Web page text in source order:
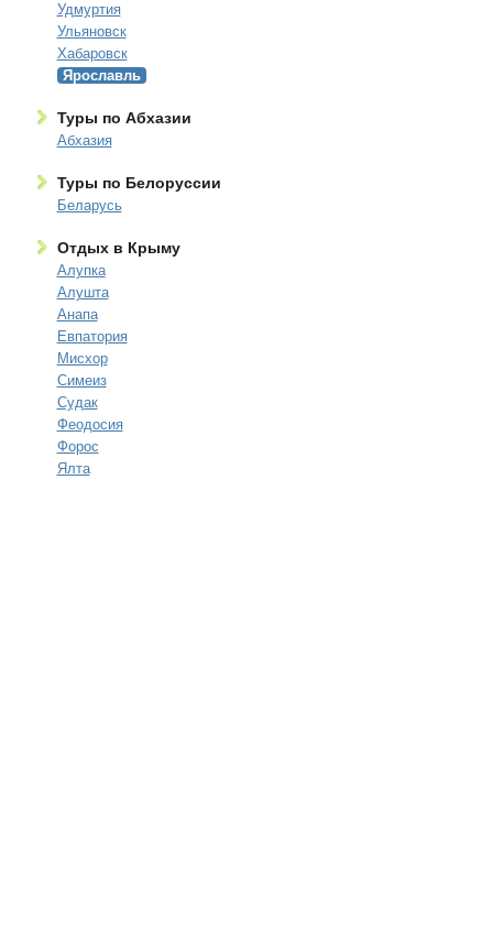
Удмуртия
Ульяновск
Хабаровск
Ярославль
Туры по Абхазии
Абхазия
Туры по Белоруссии
Беларусь
Отдых в Крыму
Алупка
Алушта
Анапа
Евпатория
Мисхор
Симеиз
Судак
Феодосия
Форос
Ялта